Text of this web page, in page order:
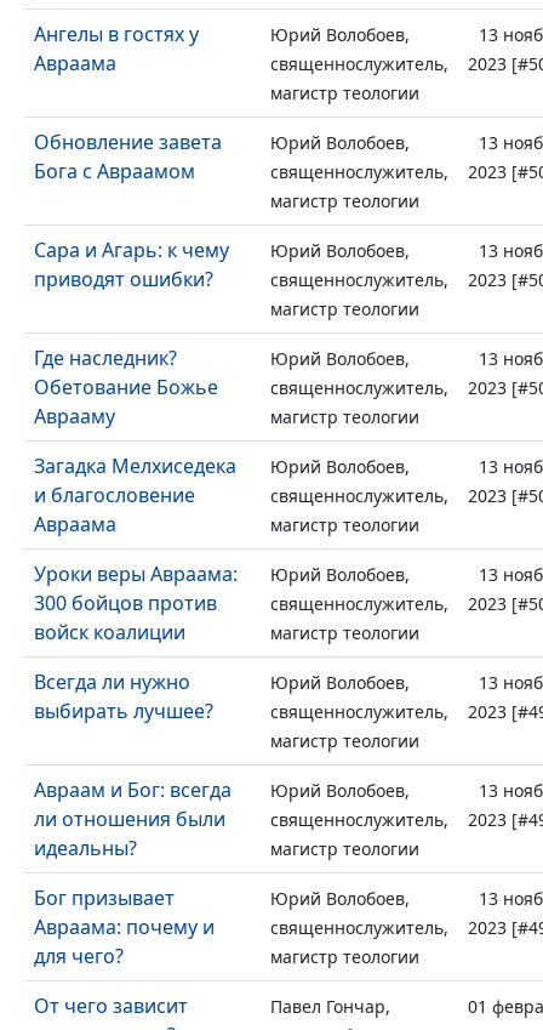
Ангелы в гостях у
Авраама
Юрий Волобоев,
священнослужитель,
магистр теологии
13
2023
Обновление завета
Бога с Авраамом
Юрий Волобоев,
священнослужитель,
магистр теологии
13
2023
Сара и Агарь: к чему
приводят ошибки?
Юрий Волобоев,
священнослужитель,
магистр теологии
13
2023
Где наследник?
Обетование Божье
Аврааму
Юрий Волобоев,
священнослужитель,
магистр теологии
13
2023
Загадка Мелхиседека
и благословение
Авраама
Юрий Волобоев,
священнослужитель,
магистр теологии
13
2023
Уроки веры Авраама:
300 бойцов против
войск коалиции
Юрий Волобоев,
священнослужитель,
магистр теологии
13
2023
Всегда ли нужно
выбирать лучшее?
Юрий Волобоев,
священнослужитель,
магистр теологии
13
2023
Авраам и Бог: всегда
ли отношения были
идеальны?
Юрий Волобоев,
священнослужитель,
магистр теологии
13
2023
Бог призывает
Авраама: почему и
для чего?
Юрий Волобоев,
священнослужитель,
магистр теологии
13
2023
От чего зависит
Павел Гончар,
01